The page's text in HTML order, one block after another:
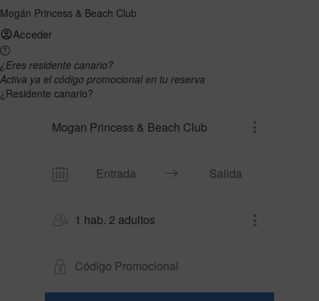
Mogán Princess & Beach Club
Acceder
¿Eres residente canario?
Activa ya el código promocional en tu reserva
¿Residente canario?
Mogan Princess & Beach Club
1 hab. 2 adultos